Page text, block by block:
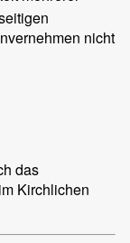
nicht
das
Kirchlichen